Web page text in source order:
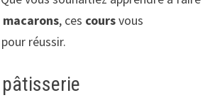
macarons, ces coursvous
réussir.